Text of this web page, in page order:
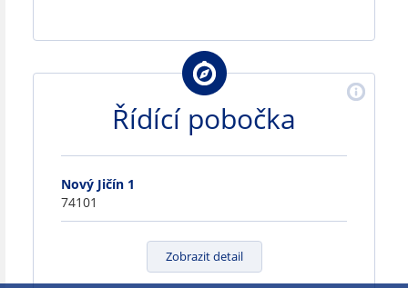
Řídící pobočka
Nový Jičín 1
74101
Zobrazit detail